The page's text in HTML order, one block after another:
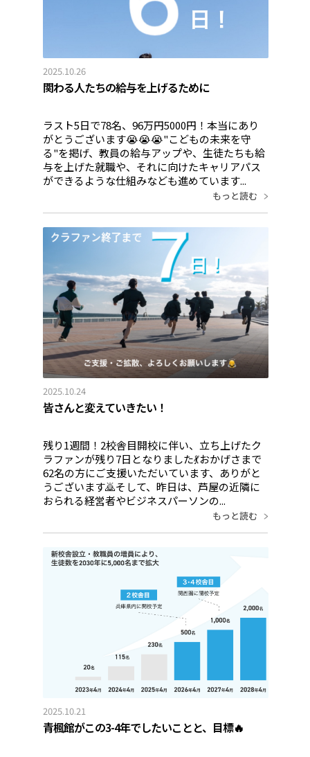
2025.10.26
関わる人たちの給与を上げるために
ラスト5日で78名、96万円5000円！本当にあり
がとうございます😭😭😭"こどもの未来を守
る"を掲げ、教員の給与アップや、生徒たちも給
与を上げた就職や、それに向けたキャリアパス
ができるような仕組みなども進めています...
もっと読む
2025.10.24
皆さんと変えていきたい！
残り1週間！2校舎目開校に伴い、立ち上げたク
ラファンが残り7日となりました💃おかげさまで
62名の方にご支援いただいています、ありがと
うございます🙇そして、昨日は、芦屋の近隣に
おられる経営者やビジネスパーソンの...
もっと読む
2025.10.21
青楓館がこの3-4年でしたいことと、目標🔥